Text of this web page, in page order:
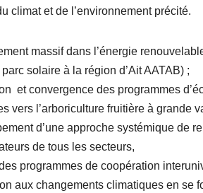
climat et de l’environnement précité.
massif dans l’énergie
solaire à la région d’Ait AATAB) ;
et convergence des programmes
vers l’arboriculture fruitière à grande
d’une approche systémique de
de tous les secteurs,
programmes de coopération
aux changements climatiques en